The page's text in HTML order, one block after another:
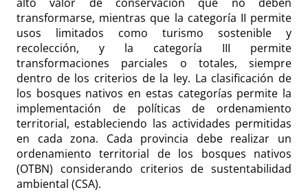
transformarse, mientras que la categoría II permite
usos limitados como turismo sostenible y
recolección, y la categoría III permite
transformaciones parciales o totales, siempre
dentro de los criterios de la ley. La clasificación de
los bosques nativos en estas categorías permite la
implementación de políticas de ordenamiento
territorial, estableciendo las actividades permitidas
en cada zona. Cada provincia debe realizar un
ordenamiento territorial de los bosques nativos
(OTBN) considerando criterios de sustentabilidad
ambiental (CSA).